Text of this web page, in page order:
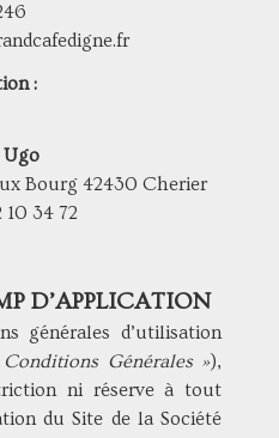
:
Ugo
Bourg 42430 Cherier
10 34 72
D’APPLICATION
générales d’utilisation
Générales »),
ni réserve à tout
du Site de la Société